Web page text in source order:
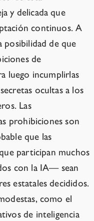
y delicada que
continuos. A
posibilidad de que
de
luego incumplirlas
ocultas a los
Las
prohibiciones son
que las
participan muchos
con la IA— sean
estatales decididos.
como el
de inteligencia